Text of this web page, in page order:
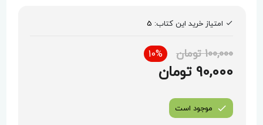
رسیده است.
امتیاز خرید این کتاب: 5
100,000 تومان 10%
90,000 تومان
موجود است